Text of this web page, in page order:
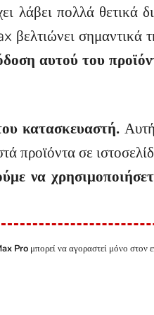
λάβει πολλά θετικά
σημαντικά
αυτού του
κατασκευαστή.
προϊόντα σε
να
Pro μπορεί να αγοραστεί μόνο στον